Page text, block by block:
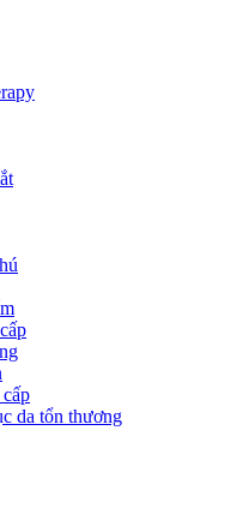
da tổn thương